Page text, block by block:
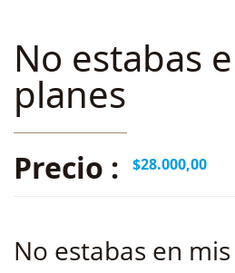
No estabas
planes
Precio : $28.000,00
No estabas en